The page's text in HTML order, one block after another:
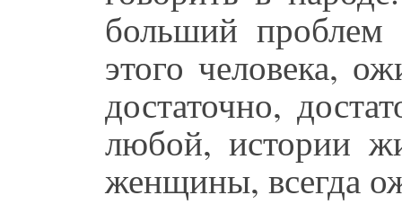
больший
этого человека,
достаточно,
любой, истории
женщины, всегда